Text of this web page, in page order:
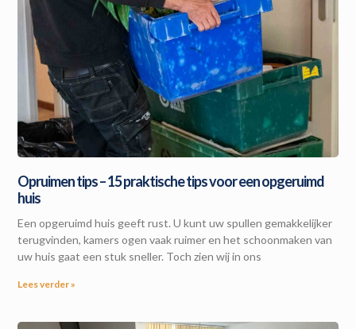
Opruimen tips – 15 praktische tips voor een opgeruimd
huis
Een opgeruimd huis geeft rust. U kunt uw spullen gemakkelijker
terugvinden, kamers ogen vaak ruimer en het schoonmaken van
uw huis gaat een stuk sneller. Toch zien wij in ons
Lees verder »